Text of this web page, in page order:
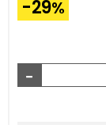
-29%
-